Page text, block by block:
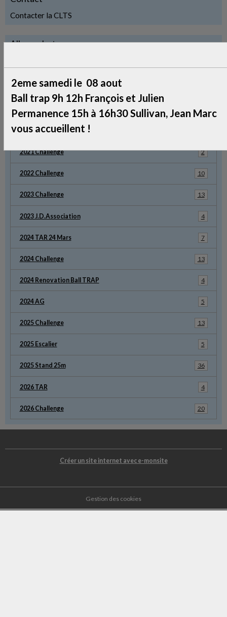
Contacter la CLTS
Album photos
2014 Challenge 45
2016 Chalange
18
2021 Poudre Noire
2021 Challenge 2
2022 Challenge 10
2023 Challenge 13
2023 J.D.Association 4
2024 TAR 24 Mars 7
2024 Challenge 13
2024 Renovation Ball TRAP 4
2024 AG 5
2025 Challenge 13
2025 Escalier 5
2025 Stand 25m 36
2026 TAR 4
2026 Challenge 20
Créer un site internet avec e-monsite
Gestion des cookies
2eme samedi le 08 aout
Ball trap 9h 12h François et Julien
Permanence 15h à 16h30 Sullivan, Jean Marc
vous accueillent !